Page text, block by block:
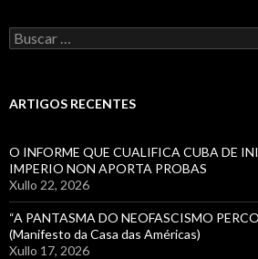
Buscar:
ARTIGOS RECENTES
O INFORME QUE CUALIFICA CUBA DE
IMPERIO NON APORTA PROBAS
Xullo 22, 2026
“A PANTASMA DO NEOFASCISMO
(Manifesto da Casa das Américas)
Xullo 17, 2026